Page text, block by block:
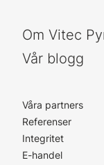
Om Vitec
Vår blogg
Våra partners
Referenser
Integritet
E-handel